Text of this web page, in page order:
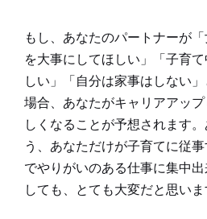
もし、あなたのパートナーが
を大事にしてほしい」「子育
しい」「自分は家事はしない
場合、あなたがキャリアアッ
しくなることが予想されます
う、あなただけが子育てに従
でやりがいのある仕事に集中
しても、とても大変だと思いま